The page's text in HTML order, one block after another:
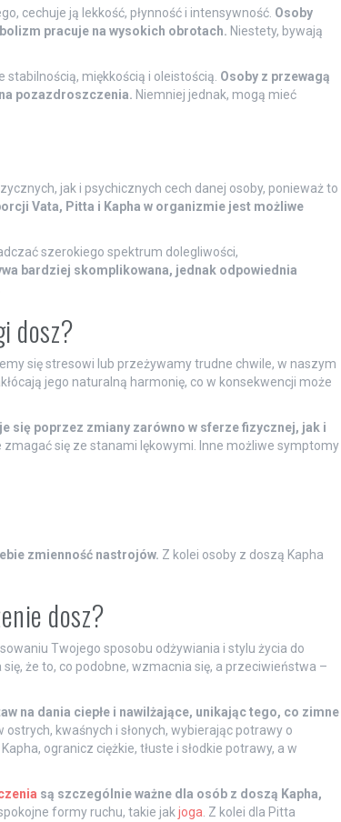
cechuje ją lekkość, płynność i intensywność. Osoby
pracuje na wysokich obrotach. Niestety, bywają
stabilnością, miękkością i oleistością. Osoby z przewagą
pozazdroszczenia. Niemniej jednak, mogą mieć
jak i psychicznych cech danej osoby, ponieważ to
Vata, Pitta i Kapha w organizmie jest możliwe
szerokiego spektrum dolegliwości,
bardziej skomplikowana, jednak odpowiednia
dosz?
się stresowi lub przeżywamy trudne chwile, w naszym
jego naturalną harmonię, co w konsekwencji może
się poprzez zmiany zarówno w sferze fizycznej, jak i
się ze stanami lękowymi. Inne możliwe symptomy
zmienność nastrojów. Z kolei osoby z doszą Kapha
dosz?
Twojego sposobu odżywiania i stylu życia do
że to, co podobne, wzmacnia się, a przeciwieństwa –
na dania ciepłe i nawilżające, unikając tego, co zimne
kwaśnych i słonych, wybierając potrawy o
ogranicz ciężkie, tłuste i słodkie potrawy, a w
są szczególnie ważne dla osób z doszą Kapha,
formy ruchu, takie jakjoga. Z kolei dla Pitta